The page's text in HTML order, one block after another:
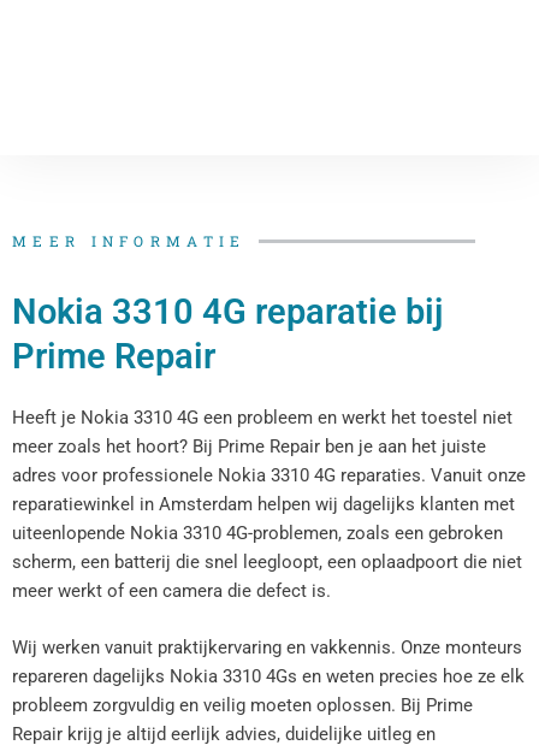
MEER INFORMATIE
Nokia 3310 4G reparatie bij
Prime Repair
Heeft je Nokia 3310 4G een probleem en werkt het toestel niet
meer zoals het hoort? Bij Prime Repair ben je aan het juiste
adres voor professionele Nokia 3310 4G reparaties. Vanuit onze
reparatiewinkel in Amsterdam helpen wij dagelijks klanten met
uiteenlopende Nokia 3310 4G-problemen, zoals een gebroken
scherm, een batterij die snel leegloopt, een oplaadpoort die niet
meer werkt of een camera die defect is.
Wij werken vanuit praktijkervaring en vakkennis. Onze monteurs
repareren dagelijks Nokia 3310 4Gs en weten precies hoe ze elk
probleem zorgvuldig en veilig moeten oplossen. Bij Prime
Repair krijg je altijd eerlijk advies, duidelijke uitleg en